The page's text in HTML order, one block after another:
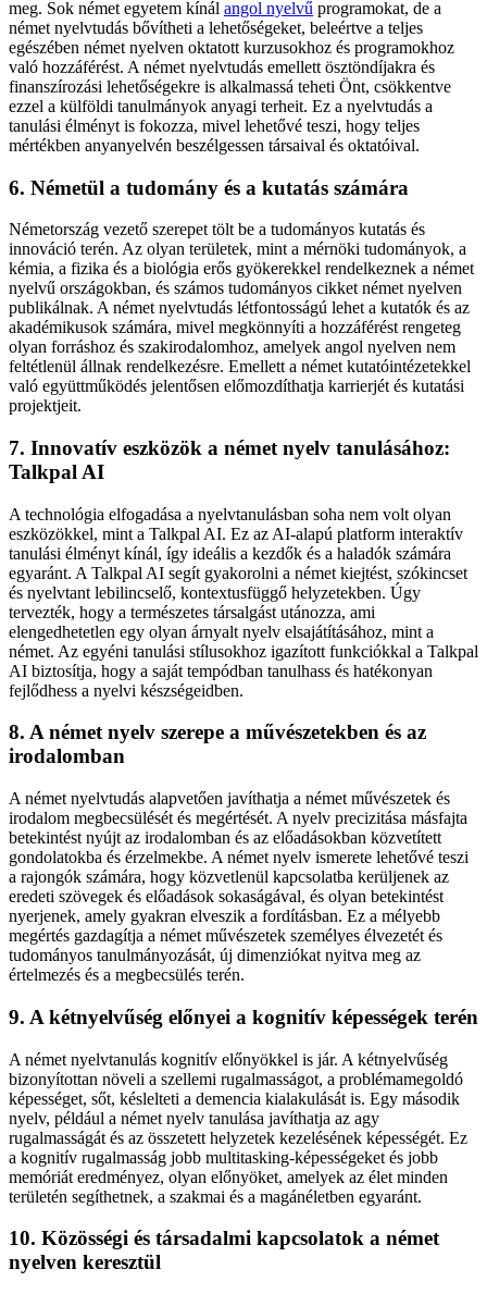
meg. Sok német egyetem kínál angol nyelvű programokat, de a
német nyelvtudás bővítheti a lehetőségeket, beleértve a teljes
egészében német nyelven oktatott kurzusokhoz és programokhoz
való hozzáférést. A német nyelvtudás emellett ösztöndíjakra és
finanszírozási lehetőségekre is alkalmassá teheti Önt, csökkentve
ezzel a külföldi tanulmányok anyagi terheit. Ez a nyelvtudás a
tanulási élményt is fokozza, mivel lehetővé teszi, hogy teljes
mértékben anyanyelvén beszélgessen társaival és oktatóival.
6. Németül a tudomány és a kutatás számára
Németország vezető szerepet tölt be a tudományos kutatás és
innováció terén. Az olyan területek, mint a mérnöki tudományok, a
kémia, a fizika és a biológia erős gyökerekkel rendelkeznek a német
nyelvű országokban, és számos tudományos cikket német nyelven
publikálnak. A német nyelvtudás létfontosságú lehet a kutatók és az
akadémikusok számára, mivel megkönnyíti a hozzáférést rengeteg
olyan forráshoz és szakirodalomhoz, amelyek angol nyelven nem
feltétlenül állnak rendelkezésre. Emellett a német kutatóintézetekkel
való együttműködés jelentősen előmozdíthatja karrierjét és kutatási
projektjeit.
7. Innovatív eszközök a német nyelv tanulásához:
Talkpal AI
A technológia elfogadása a nyelvtanulásban soha nem volt olyan
eszközökkel, mint a Talkpal AI. Ez az AI-alapú platform interaktív
tanulási élményt kínál, így ideális a kezdők és a haladók számára
egyaránt. A Talkpal AI segít gyakorolni a német kiejtést, szókincset
és nyelvtant lebilincselő, kontextusfüggő helyzetekben. Úgy
tervezték, hogy a természetes társalgást utánozza, ami
elengedhetetlen egy olyan árnyalt nyelv elsajátításához, mint a
német. Az egyéni tanulási stílusokhoz igazított funkciókkal a Talkpal
AI biztosítja, hogy a saját tempódban tanulhass és hatékonyan
fejlődhess a nyelvi készségeidben.
8. A német nyelv szerepe a művészetekben és az
irodalomban
A német nyelvtudás alapvetően javíthatja a német művészetek és
irodalom megbecsülését és megértését. A nyelv precizitása másfajta
betekintést nyújt az irodalomban és az előadásokban közvetített
gondolatokba és érzelmekbe. A német nyelv ismerete lehetővé teszi
a rajongók számára, hogy közvetlenül kapcsolatba kerüljenek az
eredeti szövegek és előadások sokaságával, és olyan betekintést
nyerjenek, amely gyakran elveszik a fordításban. Ez a mélyebb
megértés gazdagítja a német művészetek személyes élvezetét és
tudományos tanulmányozását, új dimenziókat nyitva meg az
értelmezés és a megbecsülés terén.
9. A kétnyelvűség előnyei a kognitív képességek terén
A német nyelvtanulás kognitív előnyökkel is jár. A kétnyelvűség
bizonyítottan növeli a szellemi rugalmasságot, a problémamegoldó
képességet, sőt, késlelteti a demencia kialakulását is. Egy második
nyelv, például a német nyelv tanulása javíthatja az agy
rugalmasságát és az összetett helyzetek kezelésének képességét. Ez
a kognitív rugalmasság jobb multitasking-képességeket és jobb
memóriát eredményez, olyan előnyöket, amelyek az élet minden
területén segíthetnek, a szakmai és a magánéletben egyaránt.
10. Közösségi és társadalmi kapcsolatok a német
nyelven keresztül